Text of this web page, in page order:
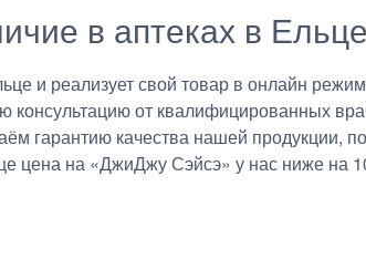
в аптеках в Ельце
и реализует свой товар в онлайн
от квалифицированных
гарантию качества нашей продукции,
цена на «ДжиДжу Сэйсэ» у нас ниже на